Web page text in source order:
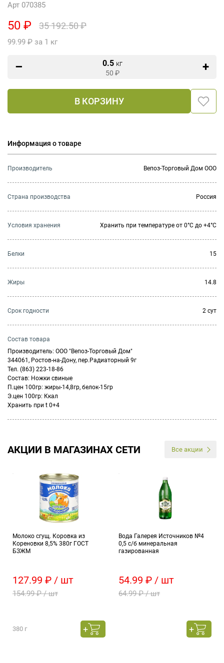
Арт 070385
50 ₽ 35 192.50 ₽
99.99 ₽ за 1 кг
0.5 кг
50 ₽
В КОРЗИНУ
Информация о товаре
Производитель Вепоз-Торговый Дом ООО
Страна производства Россия
Условия хранения Хранить при температуре от 0°С до +4°С
Белки 15
Жиры 14.8
Cрок годности 2 сут
Состав товара
Производитель: ООО "Вепоз-Торговый Дом"
344061, Ростов-на-Дону, пер.Радиаторный 9г
Тел. (863) 223-18-86
Состав: Ножки свиные
П.цен 100гр: жиры-14,8гр, белок-15гр
Э.цен 100гр: Ккал
Хранить при t 0+4
АКЦИИ В МАГАЗИНАХ СЕТИ Все акции
Молоко сгущ. Коровка из
Кореновки 8,5% 380г ГОСТ
БЗЖМ
127.99 ₽ / шт
154.99 ₽ / шт
380 г
Вода Галерея Источников №4
0,5 с/б минеральная
газированная
54.99 ₽ / шт
64.99 ₽ / шт